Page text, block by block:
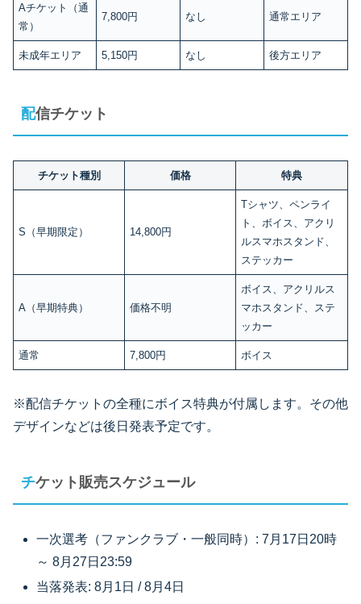
Aチケット（通
常）
7,800円 なし 通常エリア
未成年エリア 5,150円 なし 後方エリア
配信チケット
チケット種別 価格 特典
S（早期限定） 14,800円
Tシャツ、ペンライ
ト、ボイス、アクリ
ルスマホスタンド、
ステッカー
A（早期特典） 価格不明
ボイス、アクリルス
マホスタンド、ステ
ッカー
通常 7,800円 ボイス
※配信チケットの全種にボイス特典が付属します。その他
デザインなどは後日発表予定です。
チケット販売スケジュール
一次選考（ファンクラブ・一般同時）: 7月17日20時
～ 8月27日23:59
当落発表: 8月1日 / 8月4日